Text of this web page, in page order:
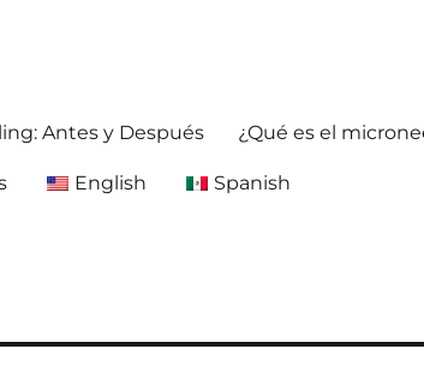
Antes y Después ¿Qué es el
English Spanish